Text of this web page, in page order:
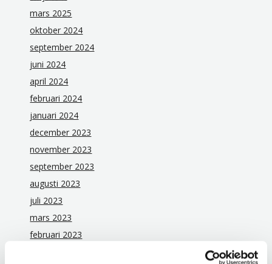
mars 2025
oktober 2024
september 2024
juni 2024
april 2024
februari 2024
januari 2024
december 2023
november 2023
september 2023
augusti 2023
juli 2023
mars 2023
februari 2023